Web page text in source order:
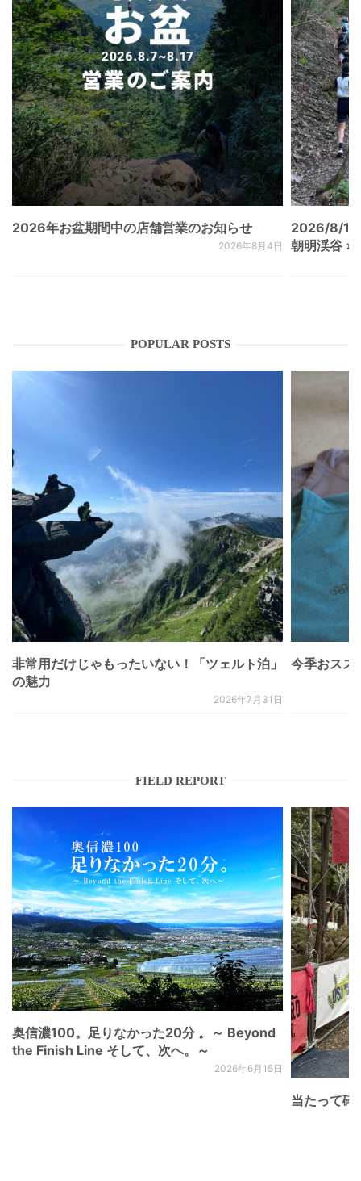
2026年お盆期間中の店舗営業のお知らせ
2026年8月4日
2026/8/
朝明渓谷 ×
POPULAR POSTS
非常用だけじゃもったいない！「ツェルト泊」
の魅力
2026年7月31日
今季おスス
FIELD REPORT
奥信濃100。足りなかった20分 。～ Beyond
the Finish Line そして、次へ。～
2026年6月15日
当たって砕